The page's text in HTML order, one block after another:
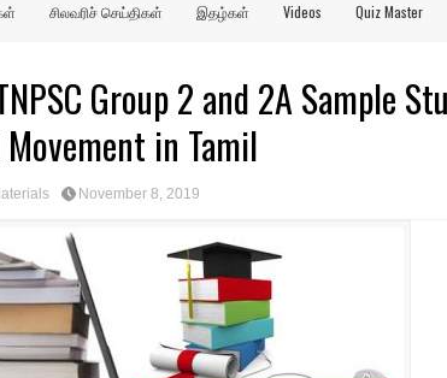
சிலவரிச் செய்திகள் இதழ்கள் Videos Quiz Master
Group 2 and 2A Sample
in Tamil
November 8, 2019